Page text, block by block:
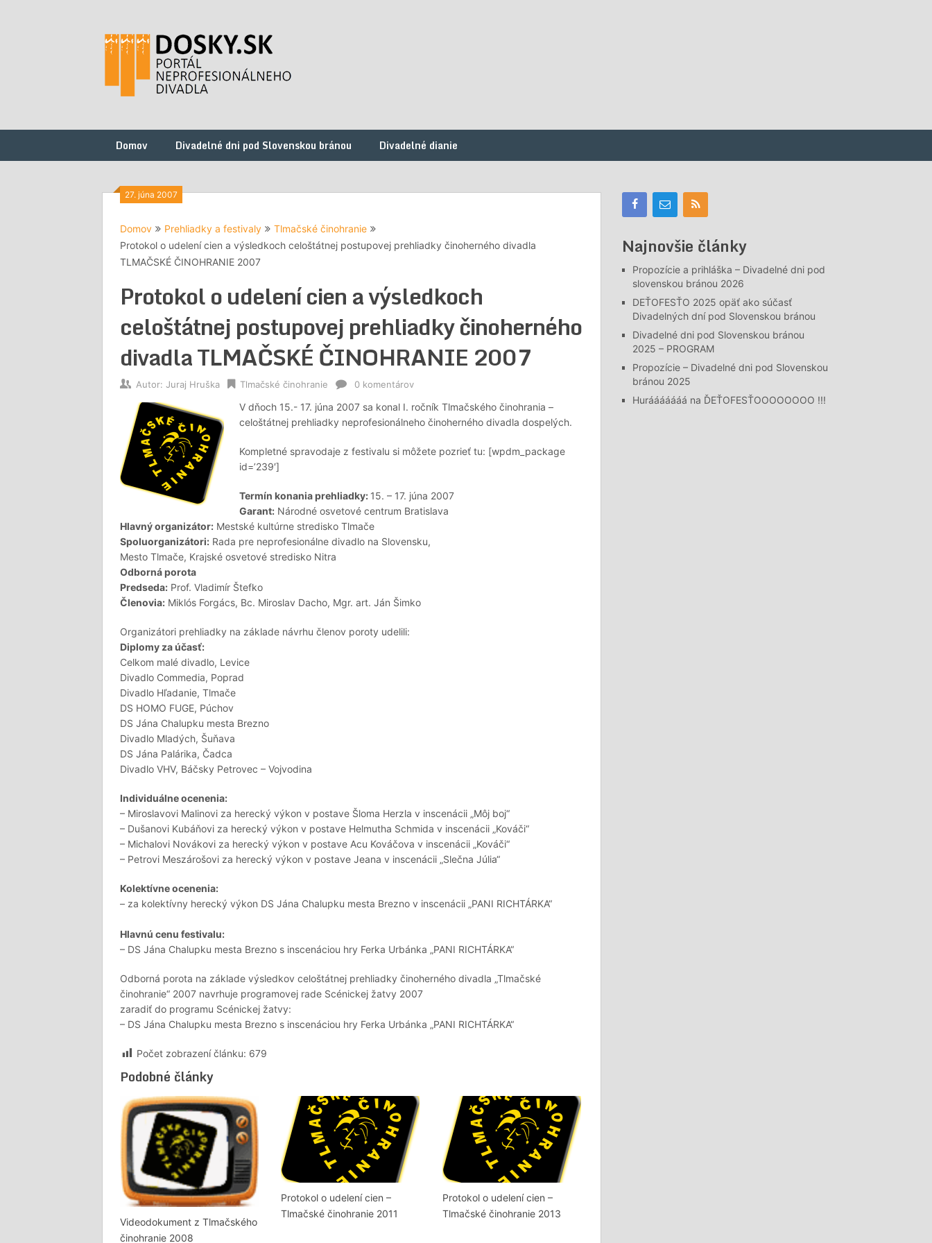
Domov Divadelné dni pod Slovenskou bránou Divadelné dianie
27. júna 2007
Domov Prehliadky a festivaly
Tlmačské činohranie
Protokol o udelení cien a výsledkoch celoštátnej postupovej prehliadky činoherného divadla
TLMAČSKÉ ČINOHRANIE 2007
Protokol o udelení cien a výsledkoch
celoštátnej postupovej prehliadky činoherného
divadla TLMAČSKÉ ČINOHRANIE 2007
Autor: Juraj Hruška Tlmačské činohranie 0 komentárov
V dňoch 15.- 17. júna 2007 sa konal I. ročník Tlmačského činohrania –
celoštátnej prehliadky neprofesionálneho činoherného divadla dospelých.
Kompletné spravodaje z festivalu si môžete pozrieť tu: [wpdm_package
id=’239′]
Termín konania prehliadky: 15. – 17. júna 2007
Garant:Národné osvetové centrum Bratislava
Hlavný organizátor: Mestské kultúrne stredisko Tlmače
Spoluorganizátori: Rada pre neprofesionálne divadlo na Slovensku,
Mesto Tlmače, Krajské osvetové stredisko Nitra
Odborná porota
Predseda: Prof. Vladimír Štefko
Členovia: Miklós Forgács, Bc. Miroslav Dacho, Mgr. art. Ján Šimko
Organizátori prehliadky na základe návrhu členov poroty udelili:
Diplomy za účasť:
Celkom malé divadlo, Levice
Divadlo Commedia, Poprad
Divadlo Hľadanie, Tlmače
DS HOMO FUGE, Púchov
DS Jána Chalupku mesta Brezno
Divadlo Mladých, Šuňava
DS Jána Palárika, Čadca
Divadlo VHV, Báčsky Petrovec – Vojvodina
Individuálne ocenenia:
– Miroslavovi Malinovi za herecký výkon v postave Šloma Herzla v inscenácii „Môj boj“
– Dušanovi Kubáňovi za herecký výkon v postave Helmutha Schmida v inscenácii „Kováči“
– Michalovi Novákovi za herecký výkon v postave Acu Kováčova v inscenácii „Kováči“
– Petrovi Meszárošovi za herecký výkon v postave Jeana v inscenácii „Slečna Júlia“
Kolektívne ocenenia:
– za kolektívny herecký výkon DS Jána Chalupku mesta Brezno v inscenácii „PANI RICHTÁRKA“
Hlavnú cenu festivalu:
– DS Jána Chalupku mesta Brezno s inscenáciou hry Ferka Urbánka „PANI RICHTÁRKA“
Odborná porota na základe výsledkov celoštátnej prehliadky činoherného divadla „Tlmačské
činohranie“ 2007 navrhuje programovej rade Scénickej žatvy 2007
zaradiť do programu Scénickej žatvy:
– DS Jána Chalupku mesta Brezno s inscenáciou hry Ferka Urbánka „PANI RICHTÁRKA“
Počet zobrazení článku: 679
Podobné články
Videodokument z Tlmačského
činohranie 2008
Protokol o udelení cien –
Tlmačské činohranie 2011
Protokol o udelení cien –
Tlmačské činohranie 2013
Najnovšie články
Propozície a prihláška – Divadelné dni pod
slovenskou bránou 2026
DEŤOFESŤO 2025 opäť ako súčasť
Divadelných dní pod Slovenskou bránou
Divadelné dni pod Slovenskou bránou
2025 – PROGRAM
Propozície – Divadelné dni pod Slovenskou
bránou 2025
Hurááááááá na ĎEŤOFESŤOOOOOOOO !!!